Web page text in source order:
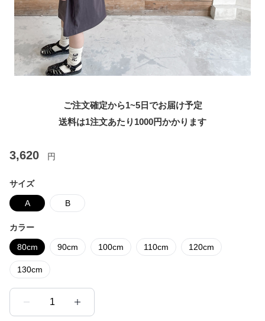
ご注文確定から1~5日でお届け予定
送料は1注文あたり 1000円かかります
3,620 円
サイズ
A B
カラー
80cm 90cm 100cm 110cm 120cm
130cm
1